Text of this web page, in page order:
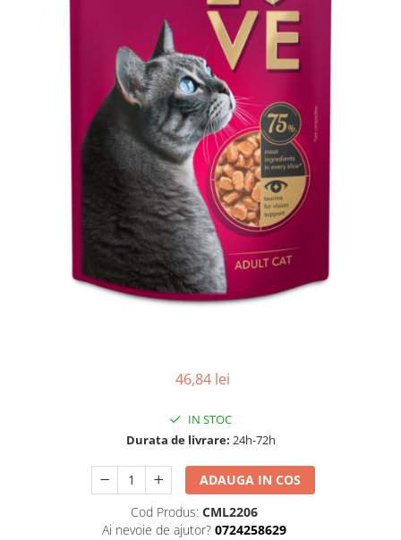
46,84 lei
IN STOC
Durata de livrare: 24h-72h
ADAUGA IN COS
Cod Produs: CML2206
Ai nevoie de ajutor? 0724258629